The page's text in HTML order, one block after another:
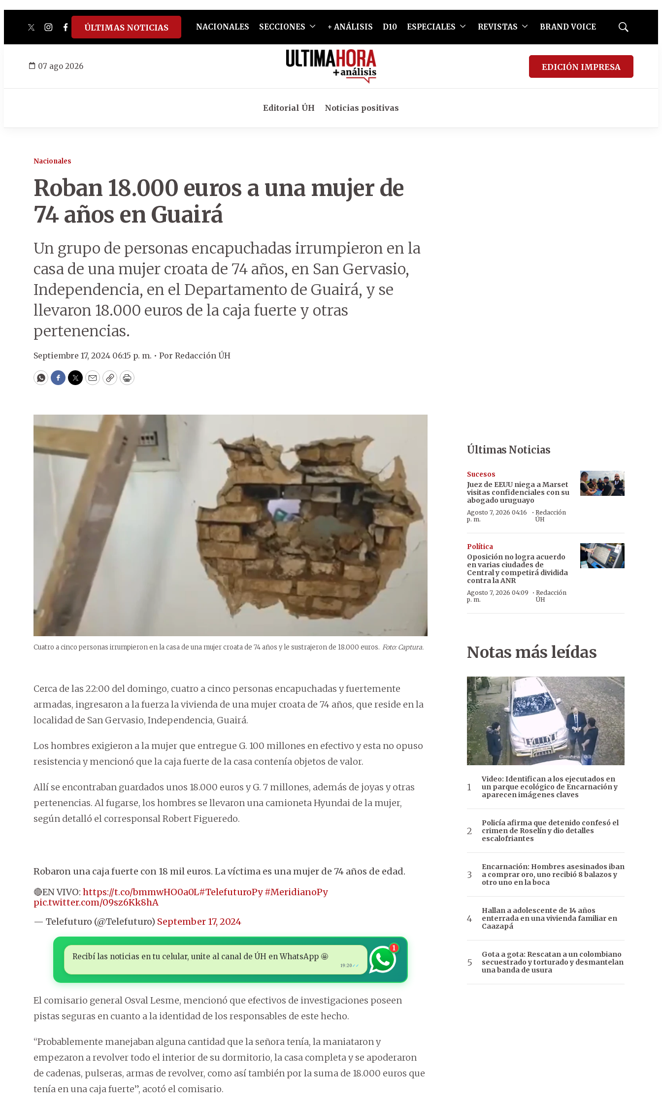
twitterinstagram
facebook
tiktokyoutube
spotify
ÚLTIMAS NOTICIAS NACIONALES SECCIONES + ANÁLISIS D10 ESPECIALES REVISTAS BRAND VOICE
Mostrar
07 ago 2026 EDICIÓN IMPRESA
Editorial ÚH Noticias positivas
Nacionales
Roban 18.000 euros a una mujer de
74 años en Guairá
Un grupo de personas encapuchadas irrumpieron en la
casa de una mujer croata de 74 años, en San Gervasio,
Independencia, en el Departamento de Guairá, y se
llevaron 18.000 euros de la caja fuerte y otras
pertenencias.
Septiembre 17, 2024 06:15 p. m. • Por Redacción ÚH
WhatsApp
Facebook
Twitter
EmailCopyPrint
Cuatro a cinco personas irrumpieron en la casa de una mujer croata de 74 años y le sustrajeron de 18.000 euros. Foto: Captura.
Cerca de las 22:00 del domingo, cuatro a cinco personas encapuchadas y fuertemente
armadas, ingresaron a la fuerza la vivienda de una mujer croata de 74 años, que reside en la
localidad de San Gervasio, Independencia, Guairá.
Los hombres exigieron a la mujer que entregue G. 100 millones en efectivo y esta no opuso
resistencia y mencionó que la caja fuerte de la casa contenía objetos de valor.
Allí se encontraban guardados unos 18.000 euros y G. 7 millones, además de joyas y otras
pertenencias. Al fugarse, los hombres se llevaron una camioneta Hyundai de la mujer,
según detalló el corresponsal Robert Figueredo.
Robaron una caja fuerte con 18 mil euros. La víctima es una mujer de 74 años de edad.
🔴EN VIVO: https://t.co/bmmwHO0a0L#TelefuturoPy #MeridianoPy
pic.twitter.com/09sz6Kk8hA
— Telefuturo (@Telefuturo) September 17, 2024
Recibí las noticias en tu celular, unite al canal de ÚH en WhatsApp 🤩
19:20 ✓✓
1
El comisario general Osval Lesme, mencionó que efectivos de investigaciones poseen
pistas seguras en cuanto a la identidad de los responsables de este hecho.
“Probablemente manejaban alguna cantidad que la señora tenía, la maniataron y
empezaron a revolver todo el interior de su dormitorio, la casa completa y se apoderaron
de cadenas, pulseras, armas de revolver, como así también por la suma de 18.000 euros que
tenía en una caja fuerte”, acotó el comisario.
Últimas Noticias
Sucesos
Juez de EEUU niega a Marset
visitas confidenciales con su
abogado uruguayo
Agosto 7, 2026 04:16
p. m.
·Redacción
ÚH
Política
Oposición no logra acuerdo
en varias ciudades de
Central y competirá dividida
contra la ANR
Agosto 7, 2026 04:09
p. m.
· Redacción
ÚH
Notas más leídas
Video: Identifican a los ejecutados en
un parque ecológico de Encarnación y
aparecen imágenes claves
Policía afirma que detenido confesó el
crimen de Roselín y dio detalles
escalofriantes
Encarnación: Hombres asesinados iban
a comprar oro, uno recibió 8 balazos y
otro uno en la boca
Hallan a adolescente de 14 años
enterrada en una vivienda familiar en
Caazapá
Gota a gota: Rescatan a un colombiano
secuestrado y torturado y desmantelan
una banda de usura